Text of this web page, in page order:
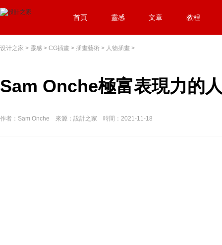
首頁 靈感 文章 教程
设计之家 > 靈感 > CG插畫 > 插畫藝術 > 人物插畫 >
Sam Onche極富表現力的
作者：Sam Onche 來源：設計之家 時間：2021-11-18